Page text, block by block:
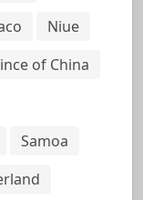
Niue
of China
Samoa